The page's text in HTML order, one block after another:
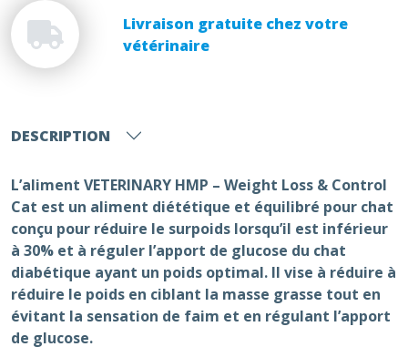
Livraison gratuite chez votre
vétérinaire
DESCRIPTION
L’aliment VETERINARY HMP – Weight Loss & Control
Cat est un aliment diététique et équilibré pour chat
conçu pour réduire le surpoids lorsqu’il est inférieur
à 30% et à réguler l’apport de glucose du chat
diabétique ayant un poids optimal. Il vise à réduire à
réduire le poids en ciblant la masse grasse tout en
évitant la sensation de faim et en régulant l’apport
de glucose.